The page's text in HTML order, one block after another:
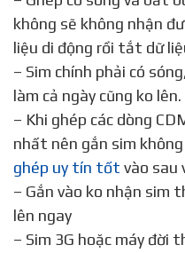
không sẽ không nhận
liệu di động rồi tắt dữ
– Sim chính phải có
làm cả ngày cũng ko lên.
– Khi ghép các dòng
nhất nên gắn sim
ghép uy tín tốt vào sau
– Gắn vào ko nhận sim
lên ngay
– Sim 3G hoặc máy đời